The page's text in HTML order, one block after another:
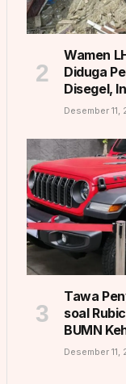
Wamen
Diduga
Disegel,
Desember 11,
Tawa
soal
BUMN
Desember 11,